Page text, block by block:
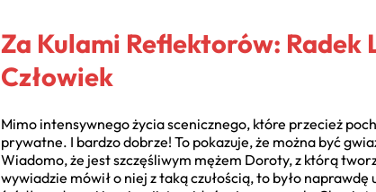
Za Kulami Reflektorów: Radek
Człowiek
Mimo intensywnego życia scenicznego, które przecież
prywatne. I bardzo dobrze! To pokazuje, że można być
Wiadomo, że jest szczęśliwym mężem Doroty, z którą
wywiadzie mówił o niej z taką czułością, to było